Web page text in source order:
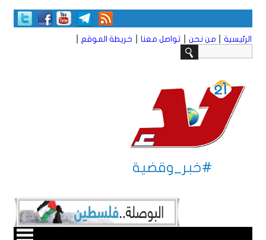
الرئيسية من نحن تواصل معنا خريطة الموقع
#خبر_وقضية